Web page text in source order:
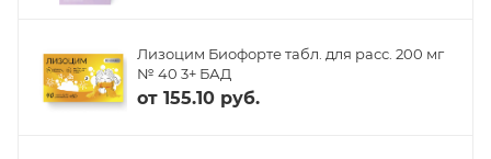
Лизоцим Биофорте табл. для расс. 200 мг
№ 40 3+ БАД
от 155.10 руб.